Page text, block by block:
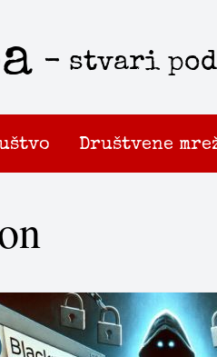
- stvari pod
Društvene